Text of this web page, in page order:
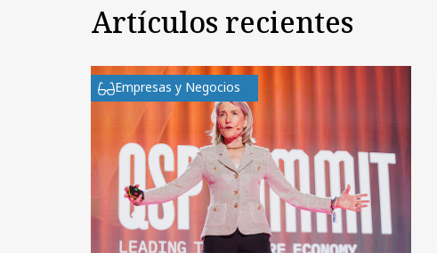
Artículos recientes
Empresas y Negocios